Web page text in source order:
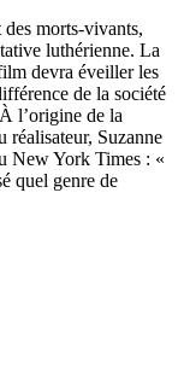
morts-vivants,
luthérienne. La
devra éveiller les
de la société
l’origine de la
réalisateur, Suzanne
New York Times : «
quel genre de